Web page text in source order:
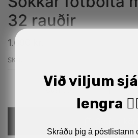
32 rauðir
1.690
SKU:
Við viljum
lengra
Skráðu þig á póstlistann